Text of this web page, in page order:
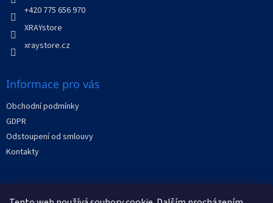
+420 775 656 970
XRAYstore
xraystore.cz
Informace pro vás
Obchodní podmínky
GDPR
Odstoupení od smlouvy
Kontakty
Facebook